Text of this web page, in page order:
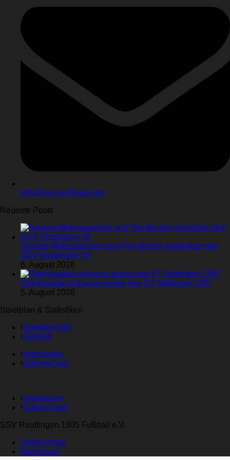
info@ssv-reutlingen.de
Neueste Posts
Samuel Melissopoulos und Tim Becker verstärken den
SSV Reutlingen 05
6. August 2026
Oberligastart zuhause gegen den FC Nöttingen 1957
5. August 2026
Spielplan & Statistiken
Spielberichte
Statistik
Impressum
Datenschutz
Impressum
Datenschutz
SSV Reutlingen 1905 Fußball e.V.
Datenschutz
Impressum